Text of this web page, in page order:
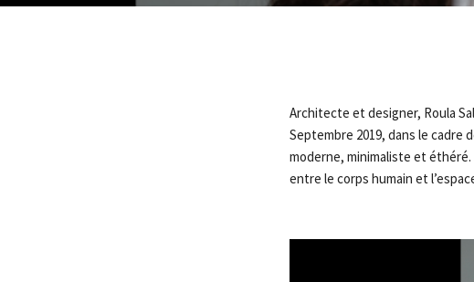
Architecte et designer, Roula
Septembre 2019, dans le cadre
moderne, minimaliste et
entre le corps humain et